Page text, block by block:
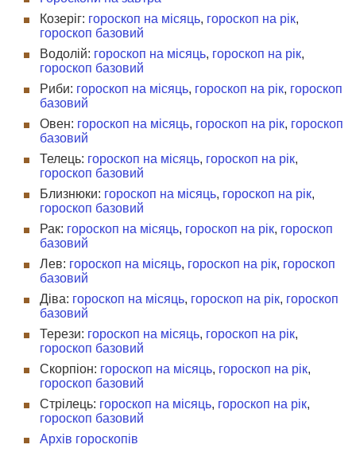
Козеріг: гороскоп на місяць, гороскоп на рік,
гороскоп базовий
Водолій: гороскоп на місяць, гороскоп на рік,
гороскоп базовий
Риби: гороскоп на місяць, гороскоп на рік, гороскоп
базовий
Овен: гороскоп на місяць, гороскоп на рік, гороскоп
базовий
Телець: гороскоп на місяць, гороскоп на рік,
гороскоп базовий
Близнюки: гороскоп на місяць, гороскоп на рік,
гороскоп базовий
Рак: гороскоп на місяць, гороскоп на рік, гороскоп
базовий
Лев: гороскоп на місяць, гороскоп на рік, гороскоп
базовий
Діва: гороскоп на місяць, гороскоп на рік, гороскоп
базовий
Терези: гороскоп на місяць, гороскоп на рік,
гороскоп базовий
Скорпіон: гороскоп на місяць, гороскоп на рік,
гороскоп базовий
Стрілець: гороскоп на місяць, гороскоп на рік,
гороскоп базовий
Архів гороскопів